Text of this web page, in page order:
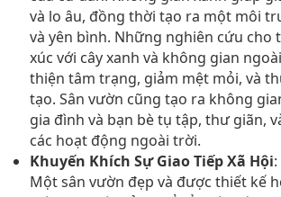
và lo âu, đồng thời tạo ra một môi
và yên bình. Những nghiên cứu cho
xúc với cây xanh và không gian
thiện tâm trạng, giảm mệt mỏi, và
tạo. Sân vườn cũng tạo ra không
gia đình và bạn bè tụ tập, thư giãn,
các hoạt động ngoài trời.
Khuyến Khích Sự Giao Tiếp Xã Hội:
Một sân vườn đẹp và được thiết kế